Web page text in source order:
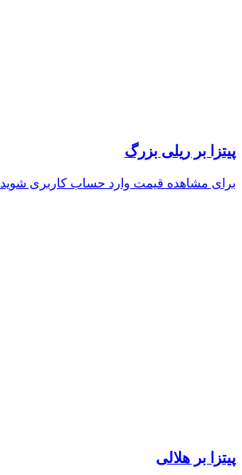
پیتزا بر ریلی بزرگ
برای مشاهده قیمت وارد حساب کاربری شوید
پیتزا بر هلالی